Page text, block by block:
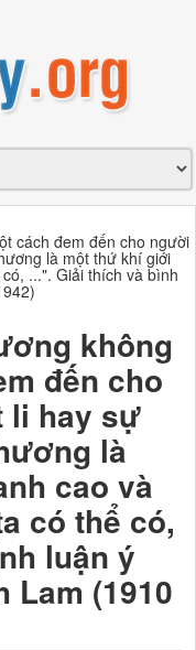
cách đem đến cho người
là một thứ khí giới
...". Giải thích và bình
không
đến cho
li hay sự
là
cao và
có thể có,
luận ý
Lam (1910